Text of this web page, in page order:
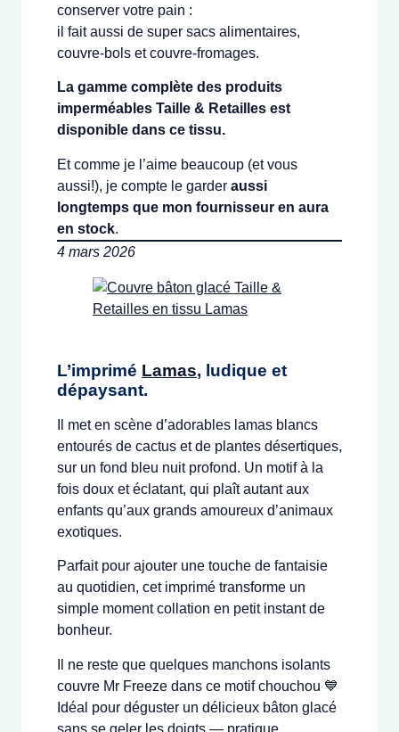
conserver votre pain :
il fait aussi de super sacs alimentaires,
couvre-bols et couvre-fromages.
La gamme complète des produits
imperméables Taille & Retailles est
disponible dans ce tissu.
Et comme je l’aime beaucoup (et vous
aussi!), je compte le garder aussi
longtemps que mon fournisseur en aura
en stock.
4 mars 2026
L’imprimé Lamas, ludique et
dépaysant.
Il met en scène d’adorables lamas blancs
entourés de cactus et de plantes désertiques,
sur un fond bleu nuit profond. Un motif à la
fois doux et éclatant, qui plaît autant aux
enfants qu’aux grands amoureux d’animaux
exotiques.
Parfait pour ajouter une touche de fantaisie
au quotidien, cet imprimé transforme un
simple moment collation en petit instant de
bonheur.
Il ne reste que quelques manchons isolants
couvre Mr Freeze dans ce motif chouchou 💙
Idéal pour déguster un délicieux bâton glacé
sans se geler les doigts — pratique,